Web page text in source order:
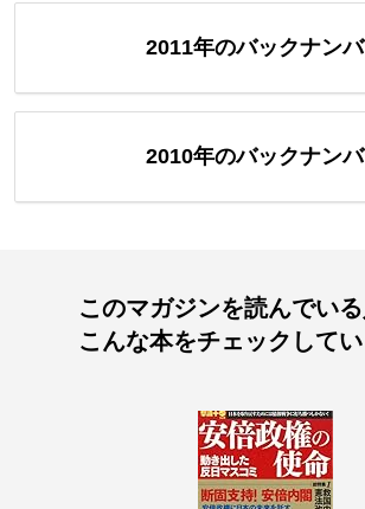
2011年のバックナン
2010年のバックナン
このマガジンを読んでい
こんな本をチェックして